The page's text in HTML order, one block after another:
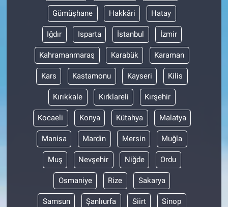
Gümüşhane Hakkâri Hatay
Iğdır Isparta İstanbul İzmir
Kahramanmaraş Karabük Karaman
Kars Kastamonu Kayseri Kilis
Kırıkkale Kırklareli Kırşehir
Kocaeli Konya Kütahya Malatya
Manisa Mardin Mersin Muğla
Muş Nevşehir Niğde Ordu
Osmaniye Rize Sakarya
Samsun Şanlıurfa Siirt Sinop